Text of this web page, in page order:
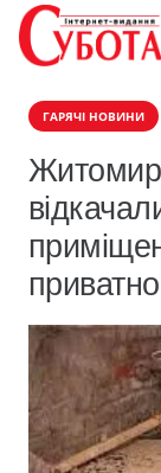
ГАРЯЧІ НОВИНИ